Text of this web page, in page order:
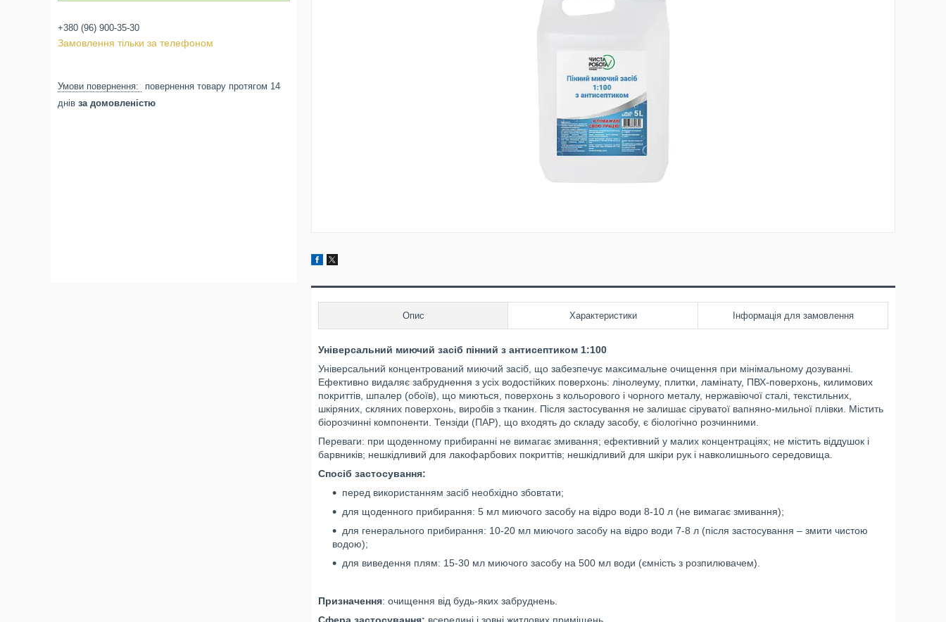
Опис Характеристики Інформація для замовлення
Універсальний миючий засіб пінний з антисептиком 1:100
Універсальний концентрований миючий засіб, що забезпечує максимальне очищення при мінімальному дозуванні.
Ефективно видаляє забруднення з усіх водостійких поверхонь: лінолеуму, плитки, ламінату, ПВХ-поверхонь, килимових
покриттів, шпалер (обоїв), що миються, поверхонь з кольорового і чорного металу, нержавіючої сталі, текстильних,
шкіряних, скляних поверхонь, виробів з тканин. Після застосування не залишає сіруватої вапняно-мильної плівки. Містить
біорозчинні компоненти. Тензіди (ПАР), що входять до складу засобу, є біологічно розчинними.
Переваги: при щоденному прибиранні не вимагає змивання; ефективний у малих концентраціях; не містить віддушок і
барвників; нешкідливий для лакофарбових покриттів; нешкідливий для шкіри рук і навколишнього середовища.
Спосіб застосування:
перед використанням засіб необхідно збовтати;
для щоденного прибирання: 5 мл миючого засобу на відро води 8-10 л (не вимагає змивання);
для генерального прибирання: 10-20 мл миючого засобу на відро води 7-8 л (після застосування – змити чистою
водою);
для виведення плям: 15-30 мл миючого засобу на 500 мл води (ємність з розпилювачем).
Призначення: очищення від будь-яких забруднень.
+380 (96) 900-35-30
Замовлення тільки за телефоном
повернення товару протягом 14
днів за домовленістю